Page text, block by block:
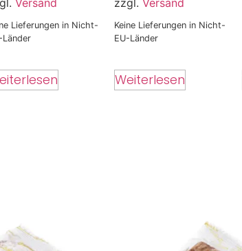
Lieferungen in Nicht-
Länder
Keine Lieferungen in Nicht-
EU-Länder
Weiterlesen